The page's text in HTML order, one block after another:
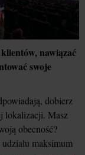
nawiązać
swoje
dobierz
lokalizacji. Masz
obecność?
maksimum